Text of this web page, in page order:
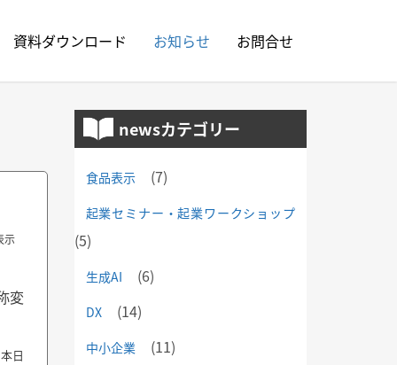
資料ダウンロード お知らせ お問合せ
示
変
日
newsカテゴリー
食品表示 (7)
起業セミナー・起業ワークショップ
(5)
生成AI (6)
DX (14)
中小企業 (11)